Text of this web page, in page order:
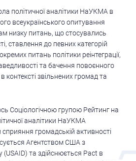
політичної аналітики НаУКМА в
всеукраїнського опитування
низку питань, що стосувались
ставлення до певних категорій
питань політики реінтеграції,
та бачення повоєнного
контексті звільнених громад та
Соціологічною групою Рейтинг на
аналітики НаУКМА
громадській активності
Агентством США з
та здійснюється Pact в